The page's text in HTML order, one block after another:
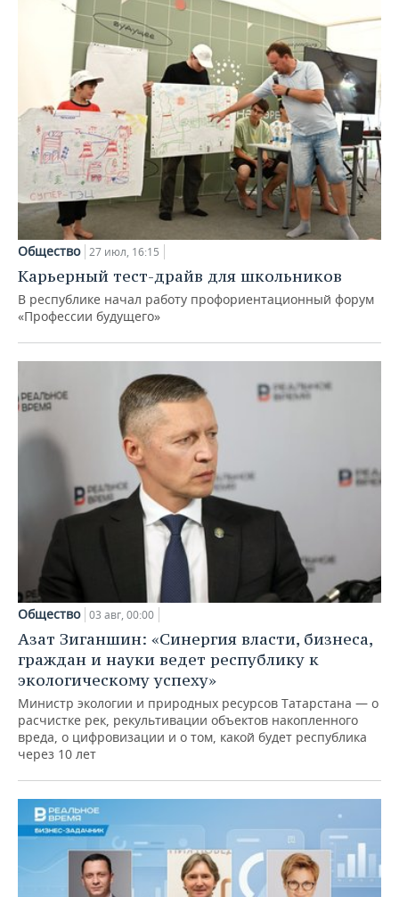
Общество 27 июл, 16:15
Карьерный тест-драйв для школьников
В республике начал работу профориентационный форум
«Профессии будущего»
Общество 03 авг, 00:00
Азат Зиганшин: «Синергия власти, бизнеса,
граждан и науки ведет республику к
экологическому успеху»
Министр экологии и природных ресурсов Татарстана — о
расчистке рек, рекультивации объектов накопленного
вреда, о цифровизации и о том, какой будет республика
через 10 лет